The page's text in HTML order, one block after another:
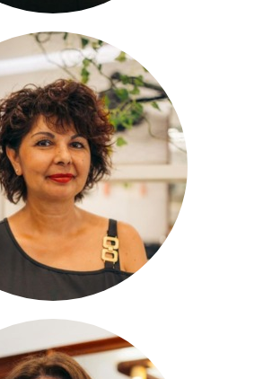
Susanne
Stylistin